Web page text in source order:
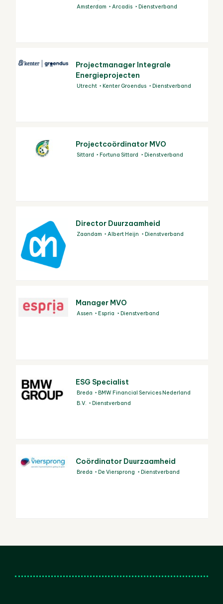
Amsterdam Arcadis Dienstverband
Projectmanager Integrale
Energieprojecten
Utrecht Kenter Groendus Dienstverband
Projectcoördinator MVO
Sittard Fortuna Sittard Dienstverband
Director Duurzaamheid
Zaandam Albert Heijn Dienstverband
Manager MVO
Assen Espria Dienstverband
ESG Specialist
Breda
BMW Financial Services Nederland
B.V.
Dienstverband
Coördinator Duurzaamheid
Breda De Viersprong Dienstverband